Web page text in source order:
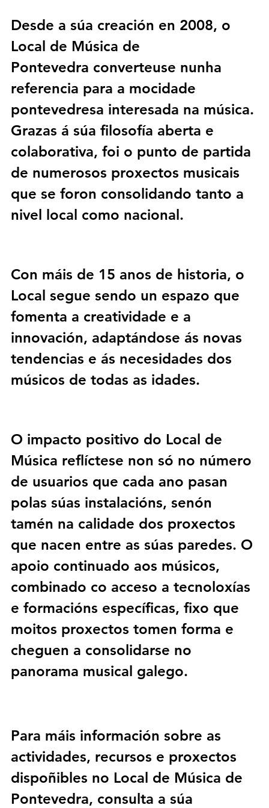
Desde a súa creación en 2008, o
Local de Música de
Pontevedra converteuse nunha
referencia para a mocidade
pontevedresa interesada na música.
Grazas á súa filosofía aberta e
colaborativa, foi o punto de partida
de numerosos proxectos musicais
que se foron consolidando tanto a
nivel local como nacional.
Con máis de 15 anos de historia, o
Local segue sendo un espazo que
fomenta a creatividade e a
innovación, adaptándose ás novas
tendencias e ás necesidades dos
músicos de todas as idades.
O impacto positivo do Local de
Música reflíctese non só no número
de usuarios que cada ano pasan
polas súas instalacións, senón
tamén na calidade dos proxectos
que nacen entre as súas paredes. O
apoio continuado aos músicos,
combinado co acceso a tecnoloxías
e formacións específicas, fixo que
moitos proxectos tomen forma e
cheguen a consolidarse no
panorama musical galego.
Para máis información sobre as
actividades, recursos e proxectos
dispoñibles no Local de Música de
Pontevedra, consulta a súa